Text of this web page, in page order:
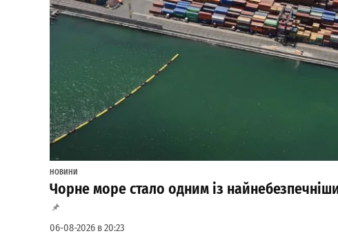
НОВИНИ
Чорне море стало одним із
06-08-2026 в 20:23